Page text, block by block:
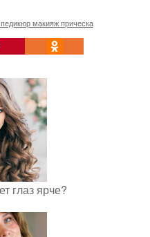
макияж прическа
глаз ярче?